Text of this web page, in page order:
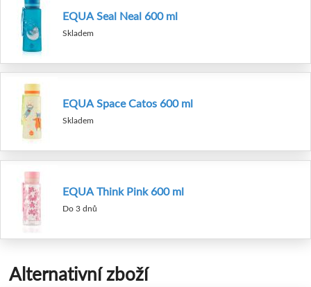
EQUA Seal Neal 600 ml
Skladem
EQUA Space Catos 600 ml
Skladem
EQUA Think Pink 600 ml
Do 3 dnů
Alternativní zboží